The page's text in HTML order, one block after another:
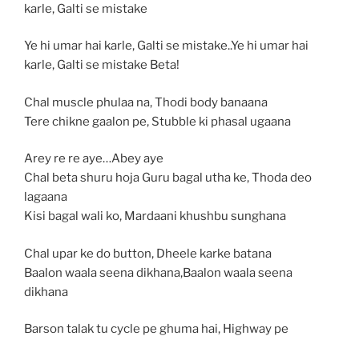
karle, Galti se mistake
Ye hi umar hai karle, Galti se mistake..Ye hi umar hai
karle, Galti se mistake Beta!
Chal muscle phulaa na, Thodi body banaana
Tere chikne gaalon pe, Stubble ki phasal ugaana
Arey re re aye…Abey aye
Chal beta shuru hoja Guru bagal utha ke, Thoda deo
lagaana
Kisi bagal wali ko, Mardaani khushbu sunghana
Chal upar ke do button, Dheele karke batana
Baalon waala seena dikhana,Baalon waala seena
dikhana
Barson talak tu cycle pe ghuma hai, Highway pe